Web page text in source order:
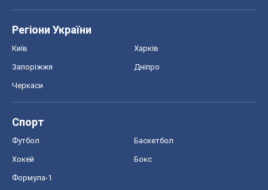
Регіони України
Київ Харків
Запоріжжя Дніпро
Черкаси
Спорт
Футбол Баскетбол
Хокей Бокс
Формула-1